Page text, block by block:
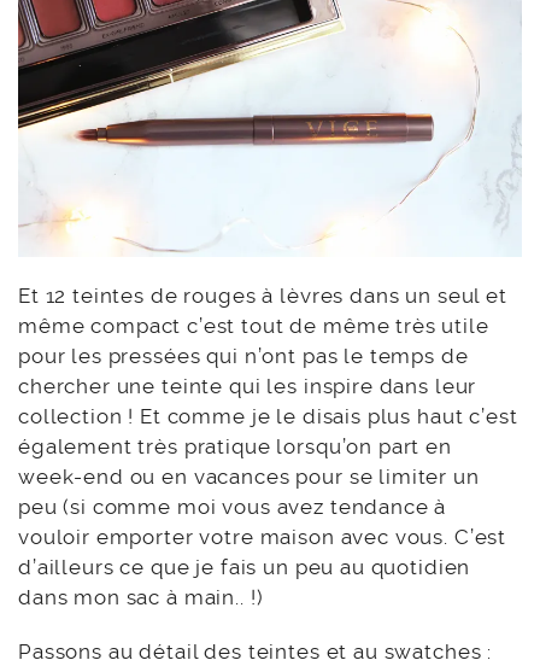
Et 12 teintes de rouges à lèvres dans un seul et
même compact c’est tout de même très utile
pour les pressées qui n’ont pas le temps de
chercher une teinte qui les inspire dans leur
collection ! Et comme je le disais plus haut c’est
également très pratique lorsqu’on part en
week-end ou en vacances pour se limiter un
peu (si comme moi vous avez tendance à
vouloir emporter votre maison avec vous. C’est
d’ailleurs ce que je fais un peu au quotidien
dans mon sac à main.. !)
Passons au détail des teintes et au swatches :